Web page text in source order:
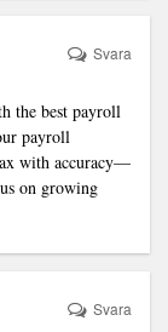
the best payroll
payroll
with accuracy—
on growing
Svara
Svara